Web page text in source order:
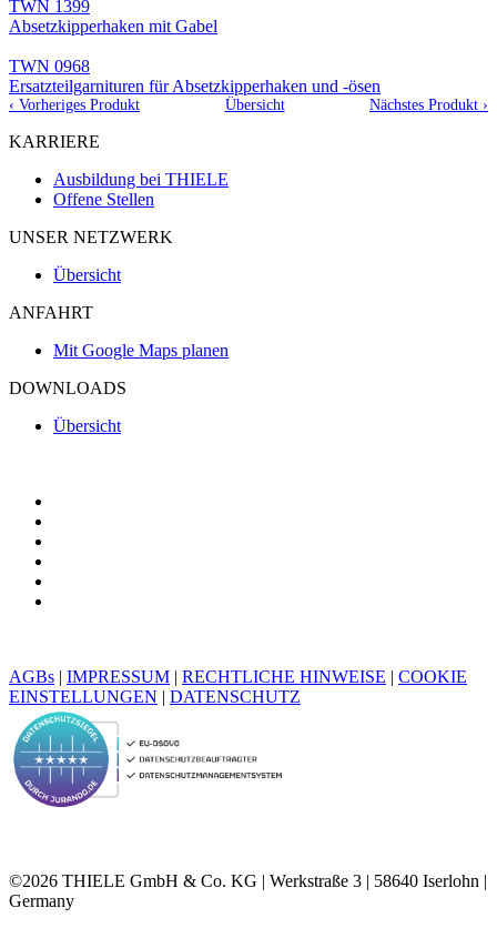
TWN 1399
Absetzkipperhaken mit Gabel
TWN 0968
Ersatzteilgarnituren für Absetzkipperhaken und -ösen
‹ Vorheriges Produkt Übersicht Nächstes Produkt ›
KARRIERE
Ausbildung bei THIELE
Offene Stellen
UNSER NETZWERK
Übersicht
ANFAHRT
Mit Google Maps planen
DOWNLOADS
Übersicht
AGBs | IMPRESSUM | RECHTLICHE HINWEISE | COOKIE
EINSTELLUNGEN | DATENSCHUTZ
©2026 THIELE GmbH & Co. KG | Werkstraße 3 | 58640 Iserlohn |
Germany